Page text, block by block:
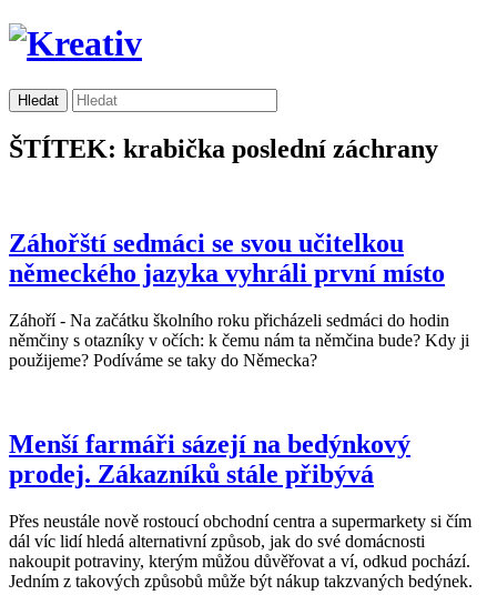
ŠTÍTEK: krabička poslední záchrany
Záhořští sedmáci se svou učitelkou
německého jazyka vyhráli první místo
Záhoří - Na začátku školního roku přicházeli sedmáci do hodin
němčiny s otazníky v očích: k čemu nám ta němčina bude? Kdy ji
použijeme? Podíváme se taky do Německa?
Menší farmáři sázejí na bedýnkový
prodej. Zákazníků stále přibývá
Přes neustále nově rostoucí obchodní centra a supermarkety si čím
dál víc lidí hledá alternativní způsob, jak do své domácnosti
nakoupit potraviny, kterým můžou důvěřovat a ví, odkud pochází.
Jedním z takových způsobů může být nákup takzvaných bedýnek.